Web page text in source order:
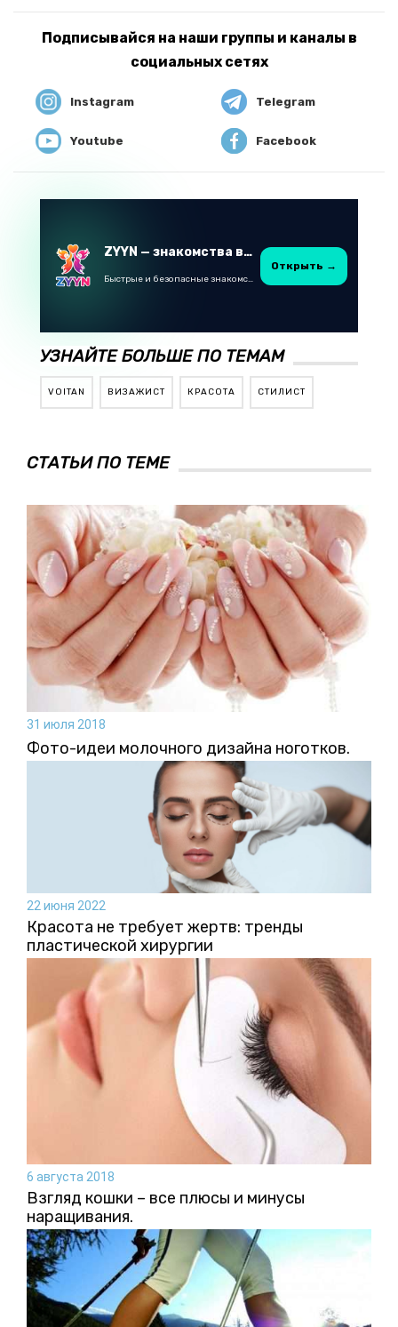
Подписывайся на наши группы и каналы в
социальных сетях
Instagram Telegram
Youtube Facebook
ZYYN — знакомства в Казахстане
Быстрые и безопасные знакомства в Telegram
Открыть →
УЗНАЙТЕ БОЛЬШЕ ПО ТЕМАМ
VOITAN ВИЗАЖИСТ КРАСОТА СТИЛИСТ
СТАТЬИ ПО ТЕМЕ
31 июля 2018
Фото-идеи молочного дизайна ноготков.
22 июня 2022
Красота не требует жертв: тренды
пластической хирургии
6 августа 2018
Взгляд кошки – все плюсы и минусы
наращивания.